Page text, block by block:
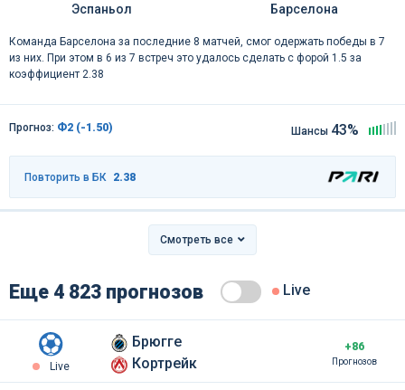
Эспаньол Барселона
Команда Барселона за последние 8 матчей, смог одержать победы в 7
из них. При этом в 6 из 7 встреч это удалось сделать с форой 1.5 за
коэффициент 2.38
Прогноз: Ф2 (-1.50) Шансы 43%
Повторить в БК 2.38
Смотреть все
Еще 4 823 прогнозов Live
Live
Брюгге
Кортрейк
+86
Прогнозов